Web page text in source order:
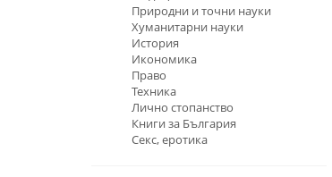
Природни и точни науки
Хуманитарни науки
История
Икономика
Право
Техника
Лично стопанство
Книги за България
Секс, еротика